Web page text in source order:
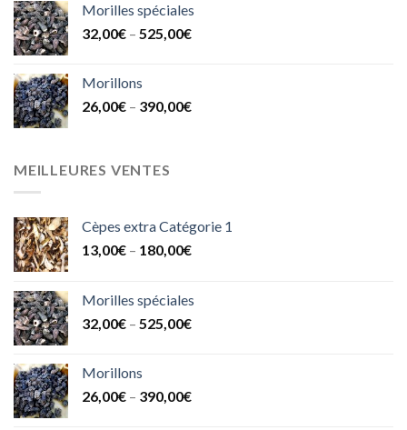
Morilles spéciales
32,00€ – 525,00€
Morillons
26,00€ – 390,00€
MEILLEURES VENTES
Cèpes extra Catégorie 1
13,00€ – 180,00€
Morilles spéciales
32,00€ – 525,00€
Morillons
26,00€ – 390,00€